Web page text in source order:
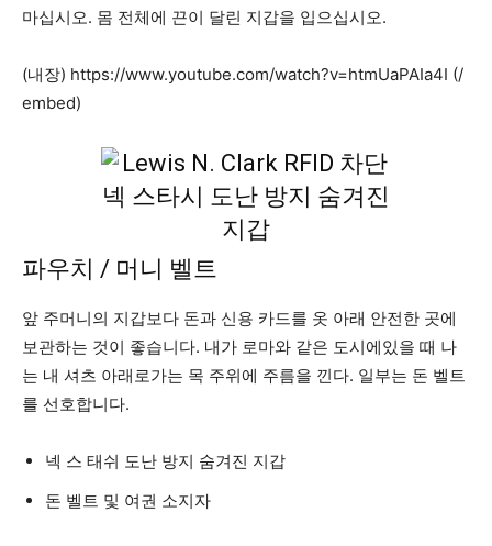
마십시오. 몸 전체에 끈이 달린 지갑을 입으십시오.
(내장) https://www.youtube.com/watch?v=htmUaPAIa4I (/
embed)
파우치 / 머니 벨트
앞 주머니의 지갑보다 돈과 신용 카드를 옷 아래 안전한 곳에
보관하는 것이 좋습니다. 내가 로마와 같은 도시에있을 때 나
는 내 셔츠 아래로가는 목 주위에 주름을 낀다. 일부는 돈 벨트
를 선호합니다.
넥 스 태쉬 도난 방지 숨겨진 지갑
돈 벨트 및 여권 소지자